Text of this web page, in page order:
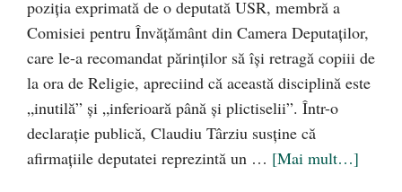
poziția exprimată de o deputată USR, membră a
Comisiei pentru Învățământ din Camera Deputaților,
care le-a recomandat părinților să își retragă copiii de
la ora de Religie, apreciind că această disciplină este
„inutilă” și „inferioară până și plictiselii”. Într-o
declarație publică, Claudiu Târziu susține că
afirmațiile deputatei reprezintă un … [Mai mult…]